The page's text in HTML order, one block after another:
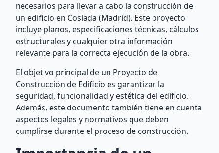
necesarios para llevar a cabo la construcción de
un edificio en Coslada (Madrid). Este proyecto
incluye planos, especificaciones técnicas, cálculos
estructurales y cualquier otra información
relevante para la correcta ejecución de la obra.
El objetivo principal de un Proyecto de
Construcción de Edificio es garantizar la
seguridad, funcionalidad y estética del edificio.
Además, este documento también tiene en cuenta
aspectos legales y normativos que deben
cumplirse durante el proceso de construcción.